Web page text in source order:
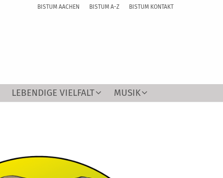
BISTUM AACHEN BISTUM A-Z BISTUM KONTAKT
LEBENDIGE VIELFALT MUSIK